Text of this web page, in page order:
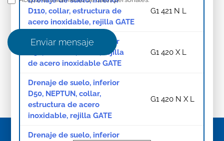
D110, collar, estructura de
acero inoxidable, rejilla GATE
G1 421 N L
Drenaje de suelo, inferior
D50, NEPTUN, collar, rejilla
de acero inoxidable GATE
G1 420 X L
Drenaje de suelo, inferior
D50, NEPTUN, collar,
estructura de acero
inoxidable, rejilla GATE
G1 420 N X L
Drenaje de suelo, inferior
Enviar mensaje